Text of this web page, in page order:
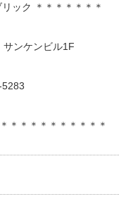
ック ＊＊＊＊＊＊＊
ンケンビル1F
＊＊＊＊＊＊＊＊＊＊